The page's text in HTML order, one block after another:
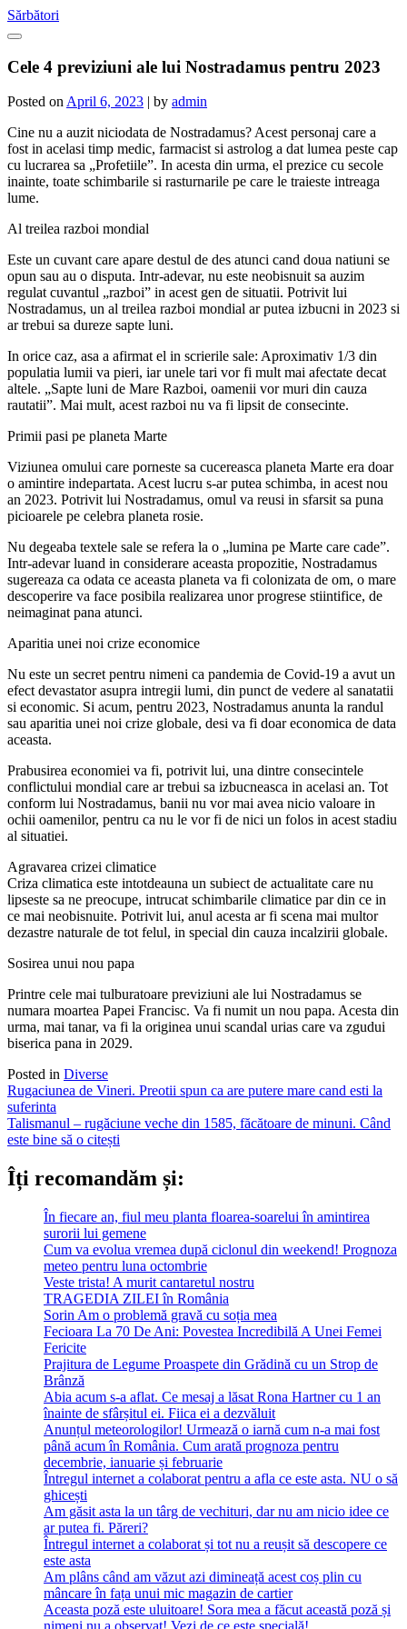
Skip
to
Sărbători
Cele 4 previziuni ale lui Nostradamus pentru 2023
Posted onApril 6, 2023 | by admin
Cine nu a auzit niciodata de Nostradamus? Acest personaj care a
fost in acelasi timp medic, farmacist si astrolog a dat lumea peste cap
cu lucrarea sa „Profetiile”. In acesta din urma, el prezice cu secole
inainte, toate schimbarile si rasturnarile pe care le traieste intreaga
lume.
Al treilea razboi mondial
Este un cuvant care apare destul de des atunci cand doua natiuni se
opun sau au o disputa. Intr-adevar, nu este neobisnuit sa auzim
regulat cuvantul „razboi” in acest gen de situatii. Potrivit lui
Nostradamus, un al treilea razboi mondial ar putea izbucni in 2023 si
ar trebui sa dureze sapte luni.
In orice caz, asa a afirmat el in scrierile sale: Aproximativ 1/3 din
populatia lumii va pieri, iar unele tari vor fi mult mai afectate decat
altele. „Sapte luni de Mare Razboi, oamenii vor muri din cauza
rautatii”. Mai mult, acest razboi nu va fi lipsit de consecinte.
Primii pasi pe planeta Marte
Viziunea omului care porneste sa cucereasca planeta Marte era doar
o amintire indepartata. Acest lucru s-ar putea schimba, in acest nou
an 2023. Potrivit lui Nostradamus, omul va reusi in sfarsit sa puna
picioarele pe celebra planeta rosie.
Nu degeaba textele sale se refera la o „lumina pe Marte care cade”.
Intr-adevar luand in considerare aceasta propozitie, Nostradamus
sugereaza ca odata ce aceasta planeta va fi colonizata de om, o mare
descoperire va face posibila realizarea unor progrese stiintifice, de
neimaginat pana atunci.
Aparitia unei noi crize economice
Nu este un secret pentru nimeni ca pandemia de Covid-19 a avut un
efect devastator asupra intregii lumi, din punct de vedere al sanatatii
si economic. Si acum, pentru 2023, Nostradamus anunta la randul
sau aparitia unei noi crize globale, desi va fi doar economica de data
aceasta.
Prabusirea economiei va fi, potrivit lui, una dintre consecintele
conflictului mondial care ar trebui sa izbucneasca in acelasi an. Tot
conform lui Nostradamus, banii nu vor mai avea nicio valoare in
ochii oamenilor, pentru ca nu le vor fi de nici un folos in acest stadiu
al situatiei.
Agravarea crizei climatice
Criza climatica este intotdeauna un subiect de actualitate care nu
lipseste sa ne preocupe, intrucat schimbarile climatice par din ce in
ce mai neobisnuite. Potrivit lui, anul acesta ar fi scena mai multor
dezastre naturale de tot felul, in special din cauza incalzirii globale.
Sosirea unui nou papa
Printre cele mai tulburatoare previziuni ale lui Nostradamus se
numara moartea Papei Francisc. Va fi numit un nou papa. Acesta din
urma, mai tanar, va fi la originea unui scandal urias care va zgudui
biserica pana in 2029.
Posted in Diverse
Post
navigation
Rugaciunea de Vineri. Preotii spun ca are putere mare cand esti la
suferinta
Talismanul – rugăciune veche din 1585, făcătoare de minuni. Când
este bine să o citești
Îți recomandăm și:
În fiecare an, fiul meu planta floarea-soarelui în amintirea
surorii lui gemene
Cum va evolua vremea după ciclonul din weekend! Prognoza
meteo pentru luna octombrie
Veste trista! A murit cantaretul nostru
TRAGEDIA ZILEI în România
Sorin Am o problemă gravă cu soția mea
Fecioara La 70 De Ani: Povestea Incredibilă A Unei Femei
Fericite
Prajitura de Legume Proaspete din Grădină cu un Strop de
Brânză
Abia acum s-a aflat. Ce mesaj a lăsat Rona Hartner cu 1 an
înainte de sfârșitul ei. Fiica ei a dezvăluit
Anunțul meteorologilor! Urmează o iarnă cum n-a mai fost
până acum în România. Cum arată prognoza pentru
decembrie, ianuarie și februarie
Întregul internet a colaborat pentru a afla ce este asta. NU o să
ghicești
Am găsit asta la un târg de vechituri, dar nu am nicio idee ce
ar putea fi. Păreri?
Întregul internet a colaborat și tot nu a reușit să descopere ce
este asta
Am plâns când am văzut azi dimineață acest coș plin cu
mâncare în fața unui mic magazin de cartier
Aceasta poză este uluitoare! Sora mea a făcut această poză și